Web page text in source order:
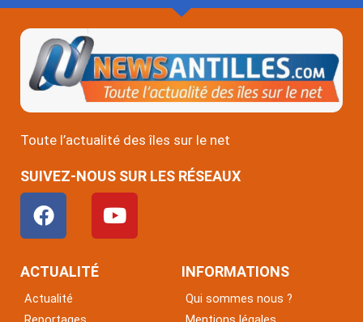
Toute l’actualité des îles sur le net
SUIVEZ-NOUS SUR LES RÉSEAUX
F
a
c
e
o
Y
o
u
ACTUALITÉ
Actualité
INFORMATIONS
Qui sommes nous ?